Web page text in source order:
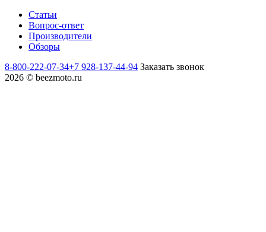
Статьи
Вопрос-ответ
Производители
Обзоры
8-800-222-07-34+7 928-137-44-94 Заказать звонок
2026 © beezmoto.ru